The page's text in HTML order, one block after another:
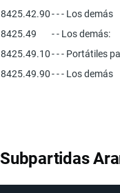
8425.42.90- - - Los demás
8425.49
- - Los demás:
8425.49.10- - - Portátiles
8425.49.90- - - Los demás
Subpartidas